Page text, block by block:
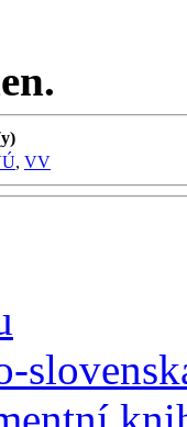
, VV